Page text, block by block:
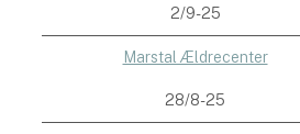
2/9-25
Marstal Ældrecenter
28/8-25